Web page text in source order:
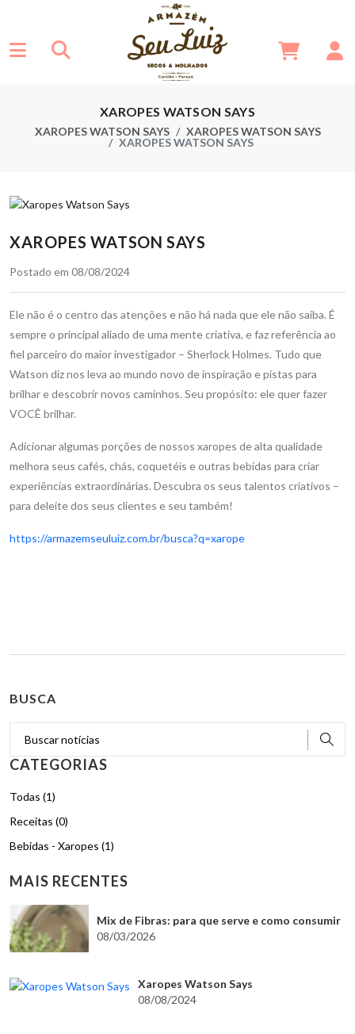
XAROPES WATSON SAYS
XAROPES WATSON SAYS
XAROPES WATSON SAYS
XAROPES WATSON SAYS
XAROPES WATSON SAYS
Postado em 08/08/2024
Ele não é o centro das atenções e não há nada que ele não saiba. É
sempre o principal aliado de uma mente criativa, e faz referência ao
fiel parceiro do maior investigador – Sherlock Holmes. Tudo que
Watson diz nos leva ao mundo novo de inspiração e pistas para
brilhar e descobrir novos caminhos. Seu propósito: ele quer fazer
VOCÊ brilhar.
Adicionar algumas porções de nossos xaropes de alta qualidade
melhora seus cafés, chás, coquetéis e outras bebidas para criar
experiências extraordinárias. Descubra os seus talentos criativos –
para deleite dos seus clientes e seu também!
https://armazemseuluiz.com.br/busca?q=xarope
BUSCA
CATEGORIAS
Todas (1)
Receitas (0)
Bebidas - Xaropes (1)
MAIS RECENTES
Mix de Fibras: para que serve e como consumir
08/03/2026
Xaropes Watson Says
08/08/2024